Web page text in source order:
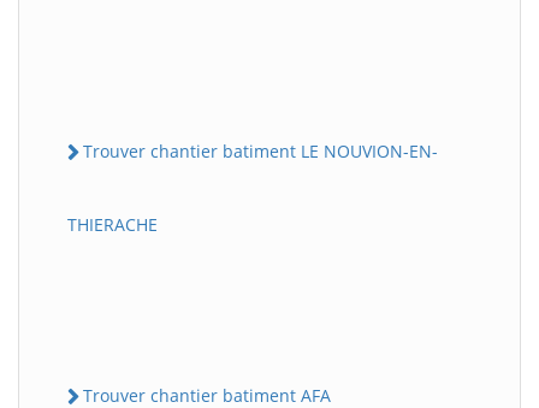
Trouver chantier batiment LE NOUVION-EN-
THIERACHE
Trouver chantier batiment AFA